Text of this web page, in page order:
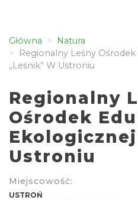
Główna
Natura
Regionalny Leśny
„Leśnik” W Ustroniu
Regionalny
Ośrodek
Ustroniu
Miejscowość:
USTROŃ